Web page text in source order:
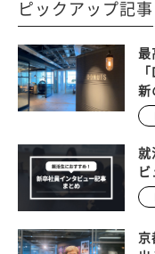
ピックアップ記事
最
新
就
京